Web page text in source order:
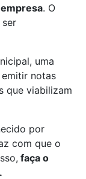
. O
uma
notas
que viabilizam
por
com que o
faça o